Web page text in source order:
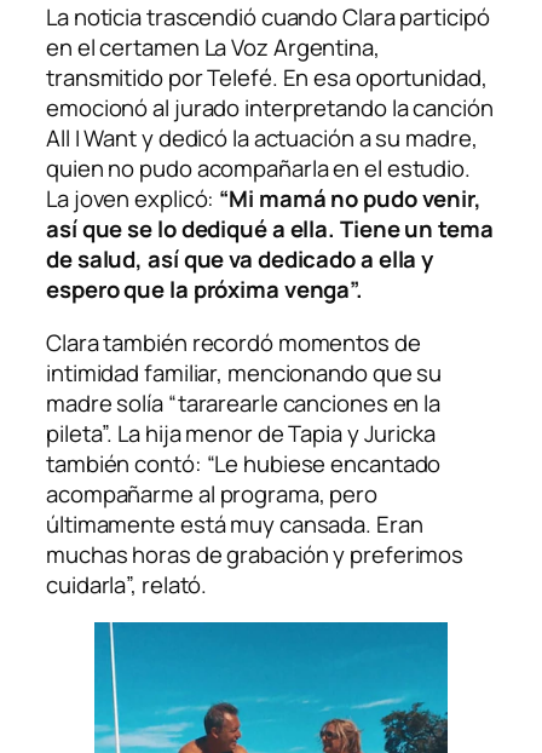
La noticia trascendió cuando Clara participó
en el certamen La Voz Argentina,
transmitido por Telefé. En esa oportunidad,
emocionó al jurado interpretando la canción
All I Want y dedicó la actuación a su madre,
quien no pudo acompañarla en el estudio.
La joven explicó: “Mi mamá no pudo venir,
así que se lo dediqué a ella. Tiene un tema
de salud, así que va dedicado a ella y
espero que la próxima venga”.
Clara también recordó momentos de
intimidad familiar, mencionando que su
madre solía “tararearle canciones en la
pileta”. La hija menor de Tapia y Juricka
también contó: “Le hubiese encantado
acompañarme al programa, pero
últimamente está muy cansada. Eran
muchas horas de grabación y preferimos
cuidarla”, relató.